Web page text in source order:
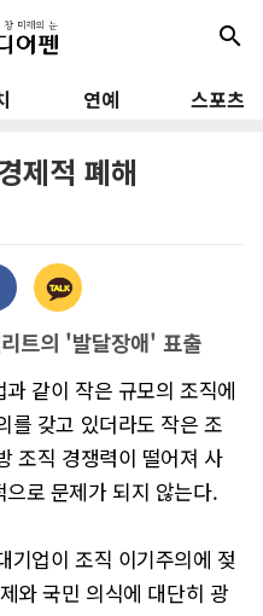
search
연예 스포츠
제적 폐해
트의 '발달장애' 표출
같이 작은 규모의 조직에
를 갖고 있더라도 작은 조
조직 경쟁력이 떨어져 사
로 문제가 되지 않는다.
기업이 조직 이기주의에 젖
와 국민 의식에 대단히 광